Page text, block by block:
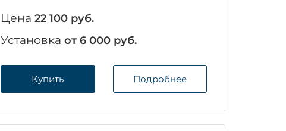
Цена22 100 руб.
Установкаот 6 000 руб.
Купить Подробнее